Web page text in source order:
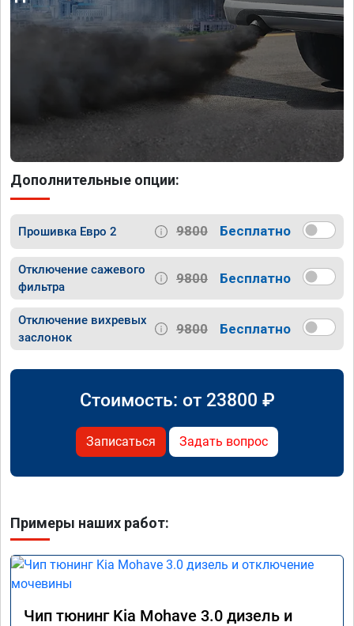
Дополнительные опции:
Прошивка Евро 2 9800 Бесплатно
Отключение сажевого
фильтра
9800 Бесплатно
Отключение вихревых
заслонок
9800 Бесплатно
Стоимость: от 23800 ₽
Записаться Задать вопрос
Примеры наших работ:
Чип тюнинг Kia Mohave 3.0 дизель и